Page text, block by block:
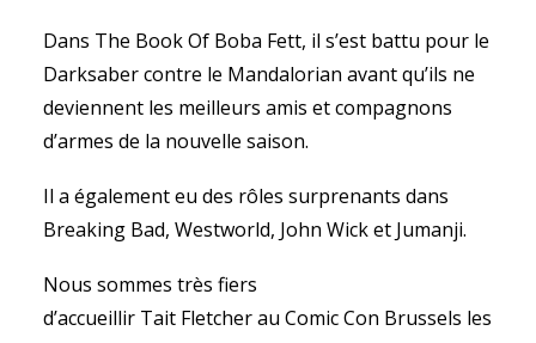
Dans The Book Of Boba Fett, il s’est battu pour le
Darksaber contre le Mandalorian avant qu’ils ne
deviennent les meilleurs amis et compagnons
d’armes de la nouvelle saison.
Il a également eu des rôles surprenants dans
Breaking Bad, Westworld, John Wick et Jumanji.
Nous sommes très fiers
d’accueillir Tait Fletcher au Comic Con Brussels les